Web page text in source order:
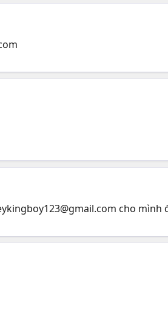
cho mình